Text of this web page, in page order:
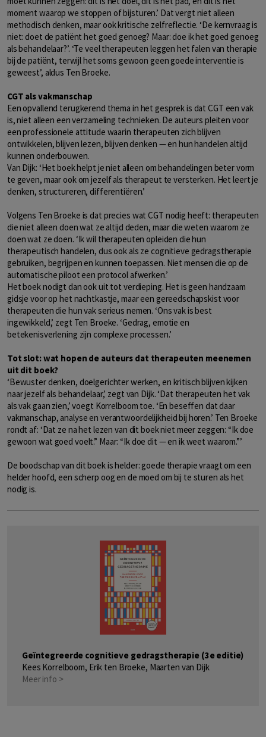
moment waarop we stoppen of bijsturen.’ Dat vergt niet alleen
methodisch denken, maar ook kritische zelfreflectie. ‘De kernvraag is
niet: doet de patiënt het goed genoeg? Maar: doe ik het goed genoeg
als behandelaar?’. ‘Te veel therapeuten leggen het falen van therapie
bij de patiënt, terwijl het soms gewoon geen goede interventie is
geweest’, aldus Ten Broeke.
CGT als vakmanschap
Een opvallend terugkerend thema in het gesprek is dat CGT een vak
is, niet alleen een verzameling technieken. De auteurs pleiten voor
een professionele attitude waarin therapeuten zich blijven
ontwikkelen, blijven lezen, blijven denken — en hun handelen altijd
kunnen onderbouwen.
Van Dijk: ‘Het boek helpt je niet alleen om behandelingen beter vorm
te geven, maar ook om jezelf als therapeut te versterken. Het leert je
denken, structureren, differentiëren.’
Volgens Ten Broeke is dat precies wat CGT nodig heeft: therapeuten
die niet alleen doen wat ze altijd deden, maar die weten waarom ze
doen wat ze doen. ‘Ik wil therapeuten opleiden die hun
therapeutisch handelen, dus ook als ze cognitieve gedragstherapie
gebruiken, begrijpen en kunnen toepassen. Niet mensen die op de
automatische piloot een protocol afwerken.’
Het boek nodigt dan ook uit tot verdieping. Het is geen handzaam
gidsje voor op het nachtkastje, maar een gereedschapskist voor
therapeuten die hun vak serieus nemen. ‘Ons vak is best
ingewikkeld,’ zegt Ten Broeke. ‘Gedrag, emotie en
betekenisverlening zijn complexe processen.’
Tot slot: wat hopen de auteurs dat therapeuten meenemen
uit dit boek?
‘Bewuster denken, doelgerichter werken, en kritisch blijven kijken
naar jezelf als behandelaar,’ zegt van Dijk. ‘Dat therapeuten het vak
als vak gaan zien,’ voegt Korrelboom toe. ‘En beseffen dat daar
vakmanschap, analyse en verantwoordelijkheid bij horen.’ Ten Broeke
rondt af: ‘Dat ze na het lezen van dit boek niet meer zeggen: “Ik doe
gewoon wat goed voelt.” Maar: “Ik doe dit — en ik weet waarom.”’
De boodschap van dit boek is helder: goede therapie vraagt om een
helder hoofd, een scherp oog en de moed om bij te sturen als het
nodig is.
Geïntegreerde cognitieve gedragstherapie (3e editie)
Kees Korrelboom, Erik ten Broeke, Maarten van Dijk
Meer info >